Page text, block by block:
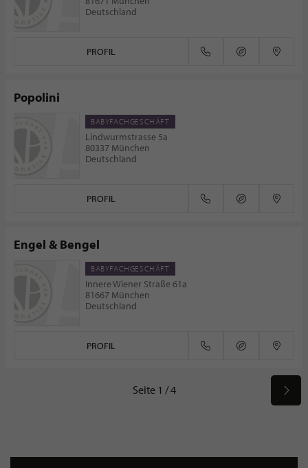
Deutschland
PROFIL
Popolini
BABYFACHGESCHÄFT
Lindwurmstrasse 5a
80337 München
Deutschland
PROFIL
Engel & Bengel
BABYFACHGESCHÄFT
Innere Wiener Straße 61a
81667 München
Deutschland
PROFIL
Seite 1 / 4